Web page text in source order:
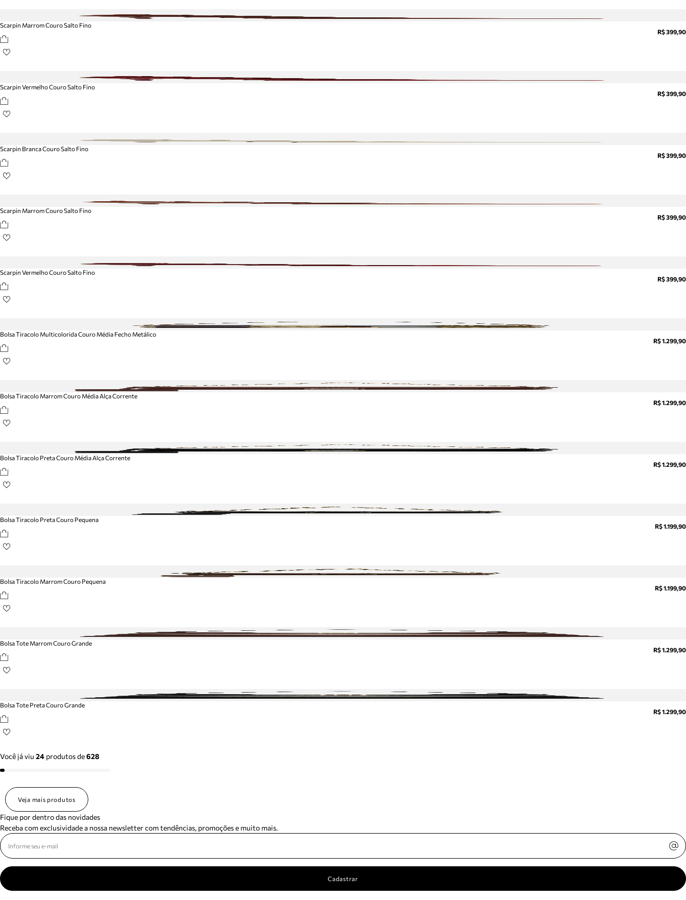
Scarpin Marrom Couro Salto Fino
R$ 399,90
Scarpin Vermelho Couro Salto Fino
R$ 399,90
Scarpin Branca Couro Salto Fino
R$ 399,90
Scarpin Marrom Couro Salto Fino
R$ 399,90
Scarpin Vermelho Couro Salto Fino
R$ 399,90
Bolsa Tiracolo Multicolorida Couro Média Fecho Metálico
R$ 1.299,90
Bolsa Tiracolo Marrom Couro Média Alça Corrente
R$ 1.299,90
Bolsa Tiracolo Preta Couro Média Alça Corrente
R$ 1.299,90
Bolsa Tiracolo Preta Couro Pequena
R$ 1.199,90
Bolsa Tiracolo Marrom Couro Pequena
R$ 1.199,90
Bolsa Tote Marrom Couro Grande
R$ 1.299,90
Bolsa Tote Preta Couro Grande
R$ 1.299,90
Você já viu 24 produtosde628
Veja mais produtos
Fique por dentro das novidades
Receba com exclusividade a nossa newsletter com tendências, promoções e muito mais.
Cadastrar